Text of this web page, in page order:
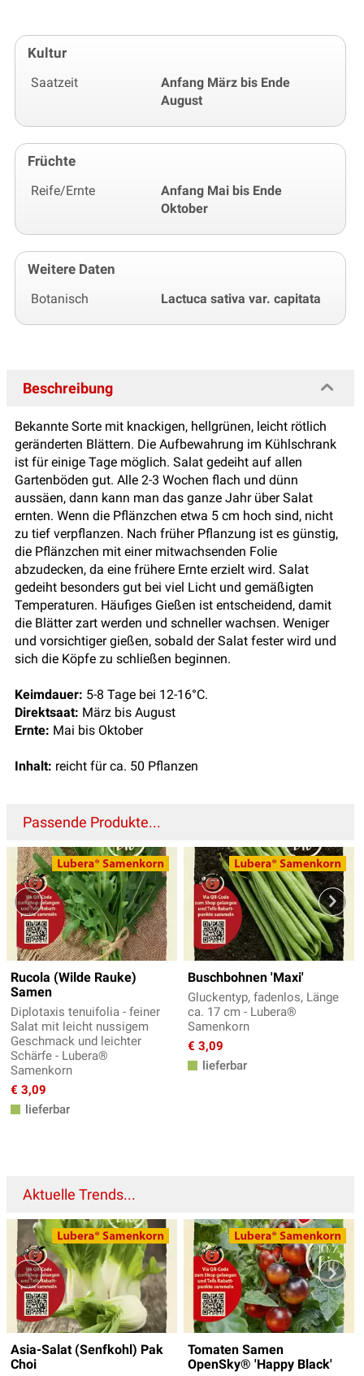
Kultur
Saatzeit
Anfang März bis Ende
August
Früchte
Reife/Ernte
Anfang Mai bis Ende
Oktober
Weitere Daten
Botanisch Lactuca sativa var. capitata
Beschreibung
Bekannte Sorte mit knackigen, hellgrünen, leicht rötlich
geränderten Blättern. Die Aufbewahrung im Kühlschrank
ist für einige Tage möglich. Salat gedeiht auf allen
Gartenböden gut. Alle 2-3 Wochen flach und dünn
aussäen, dann kann man das ganze Jahr über Salat
ernten. Wenn die Pflänzchen etwa 5 cm hoch sind, nicht
zu tief verpflanzen. Nach früher Pflanzung ist es günstig,
die Pflänzchen mit einer mitwachsenden Folie
abzudecken, da eine frühere Ernte erzielt wird. Salat
gedeiht besonders gut bei viel Licht und gemäßigten
Temperaturen. Häufiges Gießen ist entscheidend, damit
die Blätter zart werden und schneller wachsen. Weniger
und vorsichtiger gießen, sobald der Salat fester wird und
sich die Köpfe zu schließen beginnen.
Keimdauer: 5-8 Tage bei 12-16°C.
Direktsaat: März bis August
Ernte: Mai bis Oktober
Inhalt: reicht für ca. 50 Pflanzen
Passende Produkte...
Rucola (Wilde Rauke)
Samen
Diplotaxis tenuifolia - feiner
Salat mit leicht nussigem
Geschmack und leichter
Schärfe - Lubera®
Samenkorn
€ 3,09
lieferbar
Buschbohnen 'Maxi'
Gluckentyp, fadenlos, Länge
ca. 17 cm - Lubera®
Samenkorn
€ 3,09
lieferbar
Aktuelle Trends...
Asia-Salat (Senfkohl) Pak
Choi
Tomaten Samen
OpenSky® 'Happy Black'